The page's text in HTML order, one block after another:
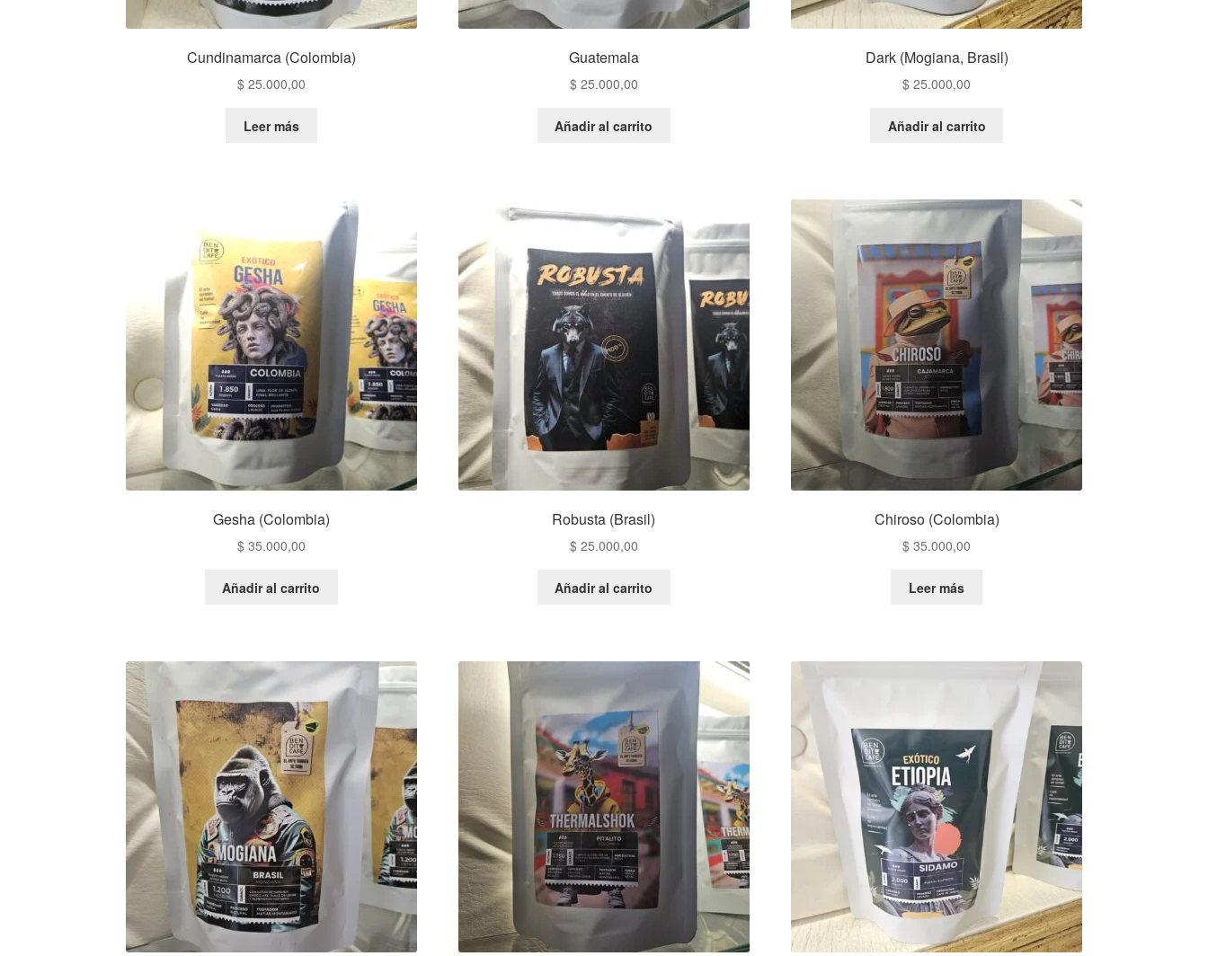
Cundinamarca (Colombia)
$25.000,00
Leer más
Guatemala
$25.000,00
Añadir al carrito
Dark (Mogiana, Brasil)
$ 25.000,00
Añadir al carrito
Gesha (Colombia)
$35.000,00
Añadir al carrito
Robusta (Brasil)
$25.000,00
Añadir al carrito
Chiroso (Colombia)
$ 35.000,00
Leer más